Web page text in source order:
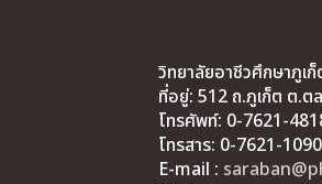
วิทยาลัยอาชีวศึกษาภูเก็
ที่อยู่: 512 ถ.ภูเก็ต ต.ต
โทรศัพท์: 0-7621-
โทรสาร: 0-7621-1090
E-mail :